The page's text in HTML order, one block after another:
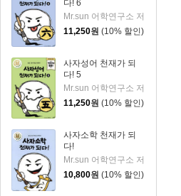
다! 6
Mr.sun 어학연구소 저
11,250원 (10% 할인)
사자성어 천재가 되
다! 5
Mr.sun 어학연구소 저
11,250원 (10% 할인)
사자소학 천재가 되
다!
Mr.sun 어학연구소 저
10,800원 (10% 할인)